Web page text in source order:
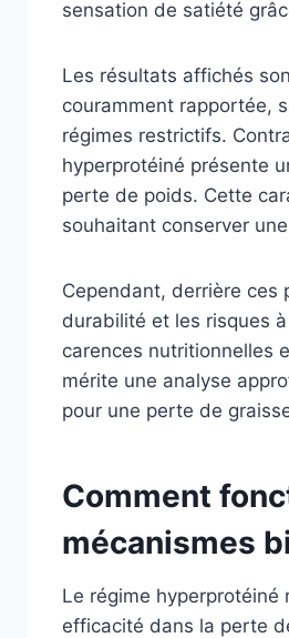
sensation de satiété
Les résultats affichés
couramment rapportée,
régimes restrictifs.
hyperprotéiné présente
perte de poids. Cette
souhaitant conserver
Cependant, derrière ces
durabilité et les risques
carences nutritionnelles
mérite une analyse
pour une perte de
Comment
mécanismes
Le régime hyperprotéiné
efficacité dans la perte